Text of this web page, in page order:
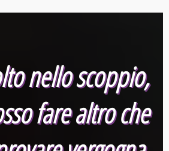
nello scoppio,
fare altro che